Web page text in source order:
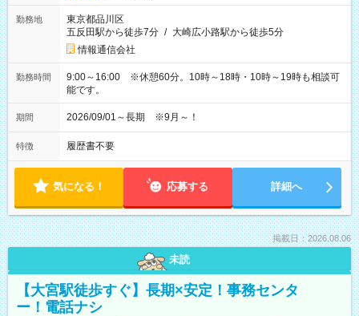
勤務地
東京都品川区
五反田駅から徒歩7分 / 大崎広小路駅から徒歩5分
情報通信会社
勤務時間
9:00～16:00 ※休憩60分。10時～18時・10時～19時も相談可
能です。
期間 2026/09/01～長期 ※9月～！
特徴 履歴書不要
気になる！ 応募する 詳細へ
掲載日：2026.08.06
未読
【大宮駅徒歩すぐ】長期×安定！事務センタ
ー！電話ナシ